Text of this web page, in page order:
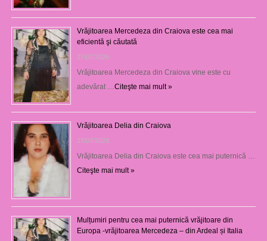
Vrăjitoarea Mercedeza din Craiova este cea mai
eficientă şi căutată
27/07/2026
Vrăjitoarea Mercedeza din Craiova vine este cu
adevărat … Citeşte mai mult »
Vrăjitoarea Delia din Craiova
27/07/2026
Vrăjitoarea Delia din Craiova este cea mai puternică …
Citeşte mai mult »
Mulțumiri pentru cea mai puternică vrăjitoare din
Europa -vrăjitoarea Mercedeza – din Ardeal și Italia